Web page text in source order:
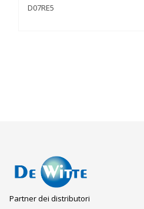
D07RE5
Partner dei distributori